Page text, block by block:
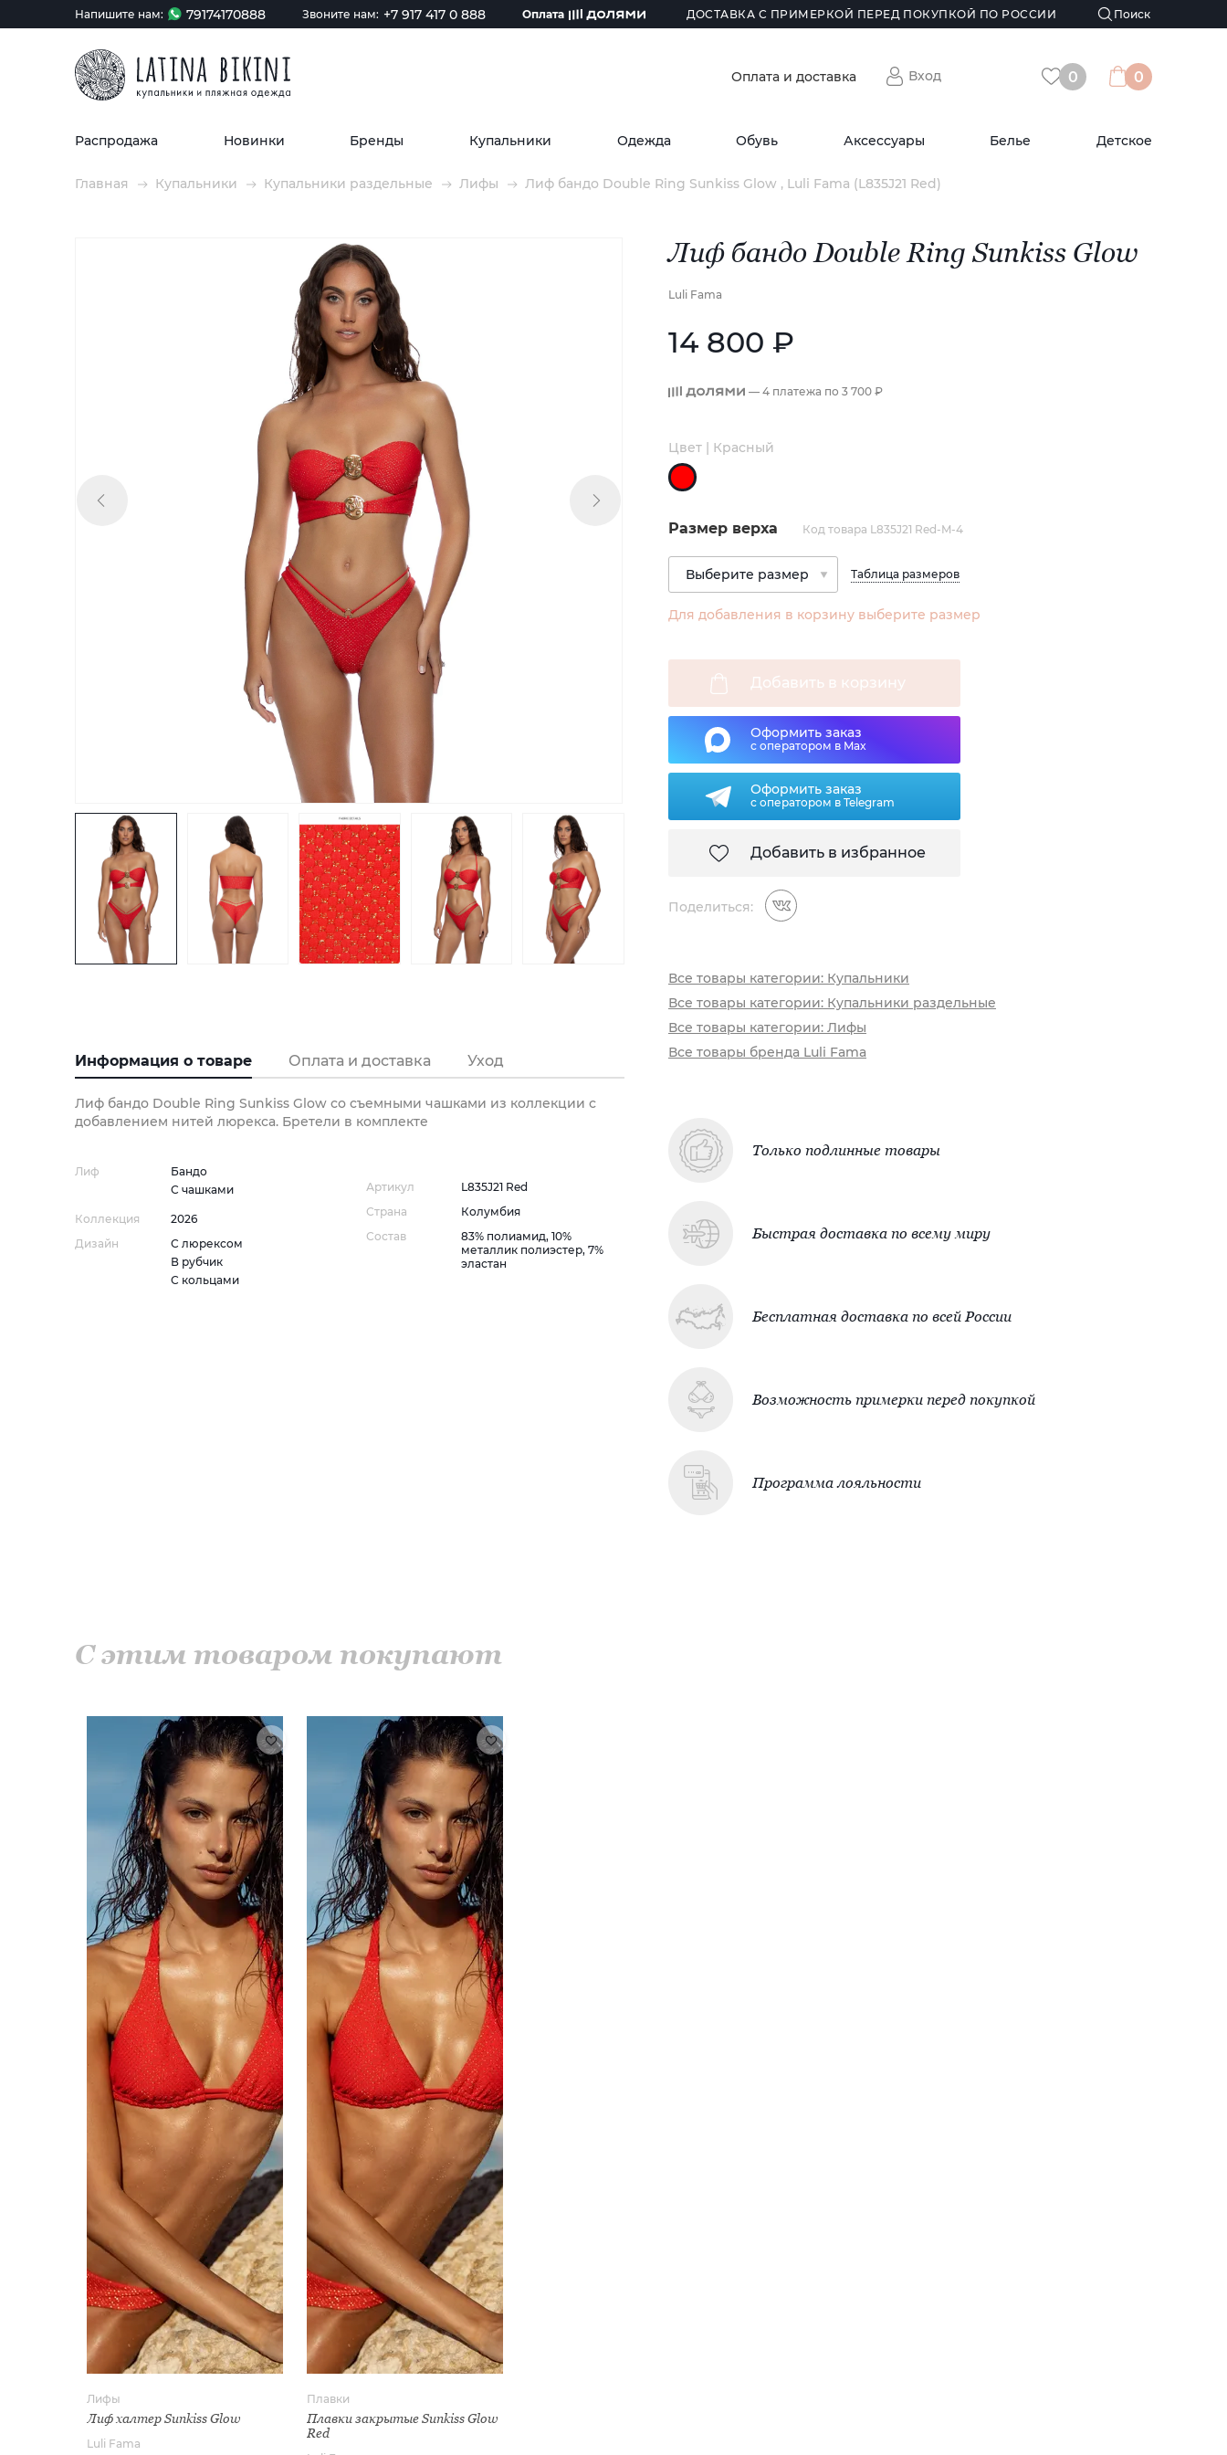
Напишите нам: 79174170888 Звоните нам: +7 917 417 0 888 Оплата ДОСТАВКА С ПРИМЕРКОЙ ПЕРЕД ПОКУПКОЙ ПО РОССИИ
Оплата и доставка Вход 0 0
Распродажа Новинки Бренды Купальники Одежда Обувь Аксессуары Белье Детское
Главная Купальники Купальники раздельные Лифы Лиф бандо Double Ring Sunkiss Glow , Luli Fama (L835J21 Red)
Информация о товаре Оплата и доставка Уход
Лиф бандо Double Ring Sunkiss Glow со съемными чашками из коллекции с
добавлением нитей люрекса. Бретели в комплекте
Лиф
Бандо
С чашками
Коллекция
2026
Дизайн
С люрексом
В рубчик
С кольцами
Артикул
L835J21 Red
Страна
Колумбия
Состав
83% полиамид, 10%
металлик полиэстер, 7%
эластан
Лиф бандо Double Ring Sunkiss Glow
Luli Fama
14 800 ₽
— 4 платежа по 3 700 ₽
Цвет | Красный
Размер верха Код товара L835J21 Red-M-4
Таблица размеров
Для добавления в корзину выберите размер
Добавить в корзину
Оформить заказ
с оператором в Max
Оформить заказ
с оператором в Telegram
Добавить в избранное
Поделиться:
Все товары категории: Купальники
Все товары категории: Купальники раздельные
Все товары категории: Лифы
Все товары бренда Luli Fama
Только подлинные товары
Быстрая доставка по всему миру
Бесплатная доставка по всей России
Возможность примерки перед покупкой
Программа лояльности
С этим товаром покупают
Лифы
Лиф халтер Sunkiss Glow
Luli Fama
Плавки
Плавки закрытые Sunkiss Glow
Red